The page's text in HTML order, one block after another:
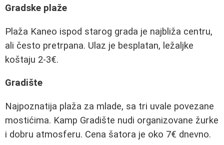
Gradske plaže
Plaža Kaneo ispod starog grada je najbliža centru,
ali često pretrpana. Ulaz je besplatan, ležaljke
koštaju 2-3€.
Gradište
Najpoznatija plaža za mlade, sa tri uvale povezane
mostićima. Kamp Gradište nudi organizovane žurke
i dobru atmosferu. Cena šatora je oko 7€ dnevno.